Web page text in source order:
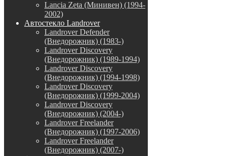
Lancia Zeta (Минивен) (1994-
2002)
Автостекло Landrover
Landrover Defender
(Внедорожник) (1983-)
Landrover Discovery
(Внедорожник) (1989-1994)
Landrover Discovery
(Внедорожник) (1994-1998)
Landrover Discovery
(Внедорожник) (1999-2004)
Landrover Discovery
(Внедорожник) (2004-)
Landrover Freelander
(Внедорожник) (1997-2006)
Landrover Freelander
(Внедорожник) (2007-)